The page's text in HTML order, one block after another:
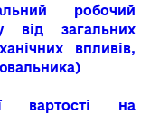
робочий
від загальних
впливів,
вартості на